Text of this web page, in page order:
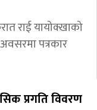
राई यायोक्खाको
पत्रकार
प्रगति विवरण